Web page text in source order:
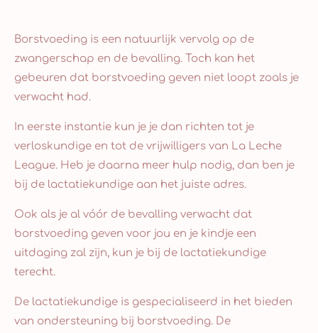
Borstvoeding is een natuurlijk vervolg op de
zwangerschap en de bevalling. Toch kan het
gebeuren dat borstvoeding geven niet loopt zoals je
verwacht had.
In eerste instantie kun je je dan richten tot je
verloskundige en tot de vrijwilligers van La Leche
League. Heb je daarna meer hulp nodig, dan ben je
bij de lactatiekundige aan het juiste adres.
Ook als je al vóór de bevalling verwacht dat
borstvoeding geven voor jou en je kindje een
uitdaging zal zijn, kun je bij de lactatiekundige
terecht.
De lactatiekundige is gespecialiseerd in het bieden
van ondersteuning bij borstvoeding. De